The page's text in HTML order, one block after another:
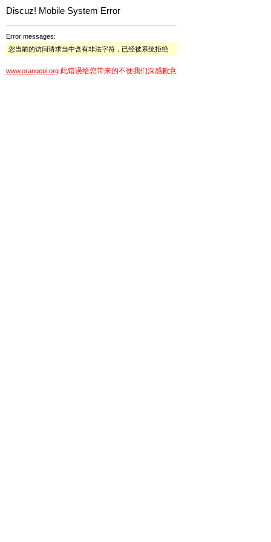
Discuz! Mobile System Error
Error messages:
您当前的访问请求当中含有非法字符，已经被系统拒绝
www.orangepi.org 此错误给您带来的不便我们深感歉意